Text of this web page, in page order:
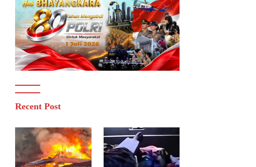
Recent Post